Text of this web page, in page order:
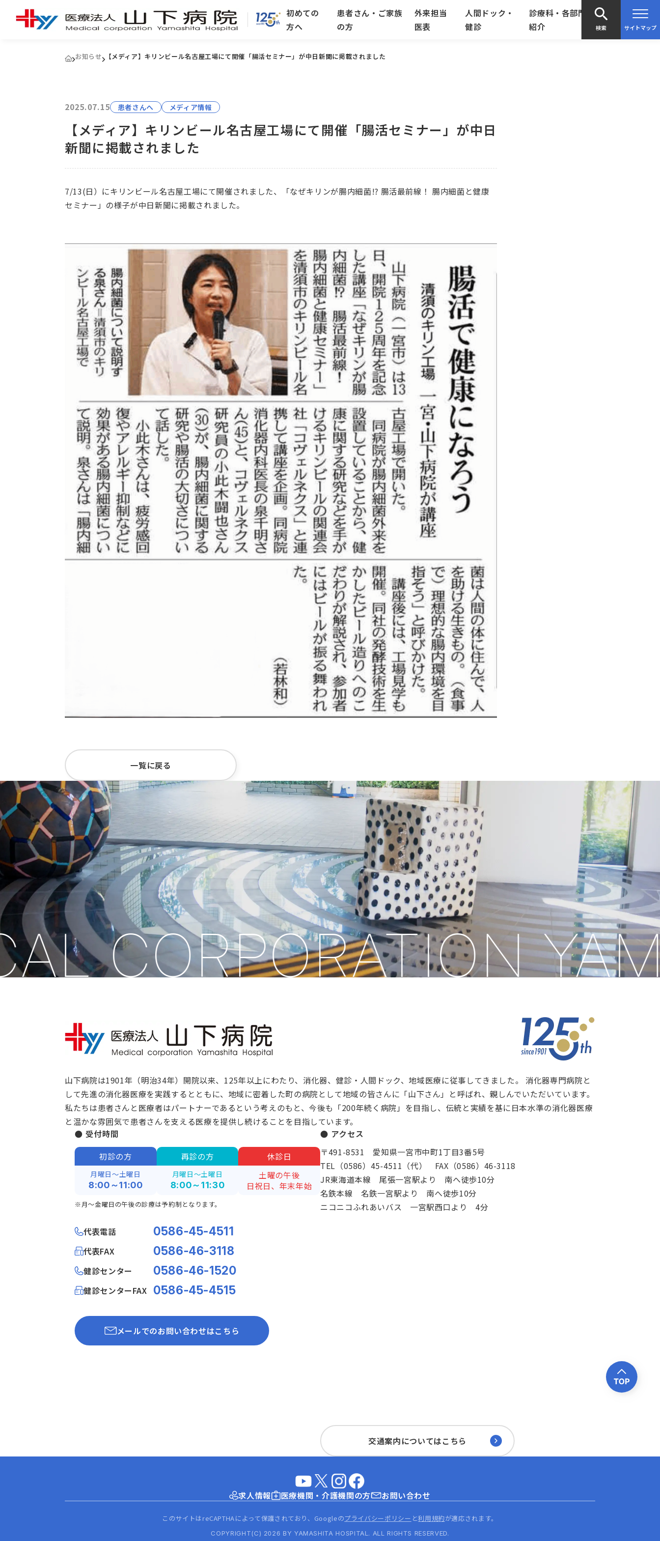
初めての
方へ
患者さん・ご家族
の方
外来担当
医表
人間ドック・
健診
診療科・各部門
紹介
検索 サイトマップ
お知らせ 【メディア】キリンビール名古屋工場にて開催「腸活セミナー」が中日新聞に掲載されました
2025.07.15 患者さんへ メディア情報
【メディア】キリンビール名古屋工場にて開催「腸活セミナー」が中日
新聞に掲載されました
7/13(日）にキリンビール名古屋工場にて開催されました、「なぜキリンが腸内細菌!? 腸活最前線！ 腸内細菌と健康
セミナー」の様子が中日新聞に掲載されました。
一覧に戻る
CORPORATION
山下病院は1901年（明治34年）開院以来、125年以上にわたり、消化器、健診・人間ドック、地域医療に従事してきました。 消化器専門病院と
して先進の消化器医療を実践するとともに、地域に密着した町の病院として地域の皆さんに「山下さん」と呼ばれ、親しんでいただいています。
私たちは患者さんと医療者はパートナーであるという考えのもと、今後も「200年続く病院」を目指し、伝統と実績を基に日本水準の消化器医療
と温かな雰囲気で患者さんを支える医療を提供し続けることを目指しています。
● 受付時間
初診の方
月曜日～土曜日
8:00～11:00
再診の方
月曜日～土曜日
8:00～11:30
休診日
土曜の午後
日祝日、年末年始
※月～金曜日の午後の診療は予約制となります。
代表電話 0586-45-4511
代表FAX 0586-46-3118
健診センター 0586-46-1520
健診センターFAX 0586-45-4515
メールでのお問い合わせはこちら
● アクセス
〒491-8531 愛知県一宮市中町1丁目3番5号
TEL（0586）45-4511（代） FAX（0586）46-3118
JR東海道本線 尾張一宮駅より 南へ徒歩10分
名鉄本線 名鉄一宮駅より 南へ徒歩10分
ニコニコふれあいバス 一宮駅西口より 4分
交通案内についてはこちら
求人情報 医療機関・介護機関の方 お問い合わせ
このサイトはreCAPTHAによって保護されており、Googleのプライバシーポリシー と利用規約が適応されます。
COPYRIGHT(C) 2026 BY YAMASHITA HOSPITAL. ALL RIGHTS RESERVED.